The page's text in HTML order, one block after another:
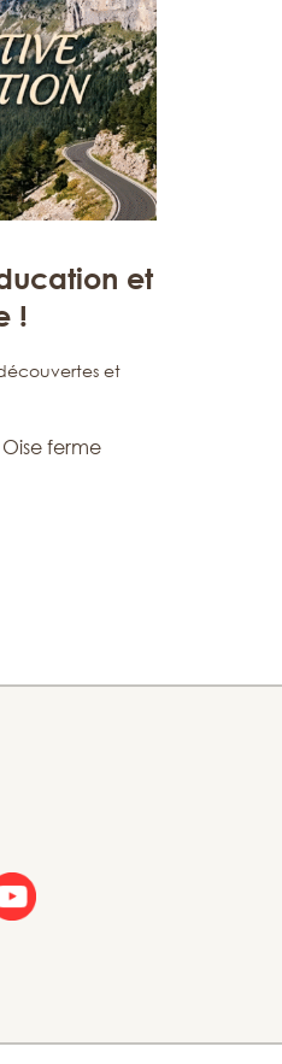
et
!
et
Oise ferme
PEP Grand Oise
des PEP Grand Oise
Instagram des PEP Grand